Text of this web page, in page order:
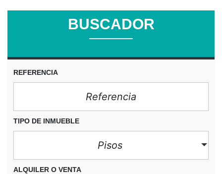
BUSCADOR
REFERENCIA
TIPO DE INMUEBLE
Pisos
ALQUILER O VENTA